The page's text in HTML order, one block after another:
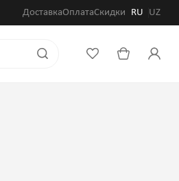
ДоставкаОплатаСкидки RU UZ